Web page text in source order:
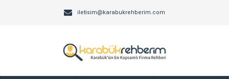
iletisim@karabukrehberim.com